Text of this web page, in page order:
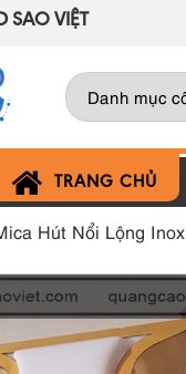
SAO VIỆT
TRANG CHỦ
Hút Nổi Lộng Inox